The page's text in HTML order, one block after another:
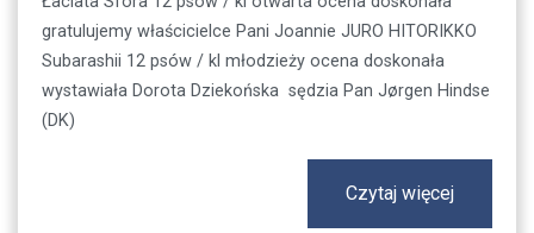
gratulujemy właścicielce Pani Joannie JURO HITORIKKO
Subarashii 12 psów / kl młodzieży ocena doskonała
wystawiała Dorota Dziekońska sędzia Pan Jørgen Hindse
(DK)
Czytaj więcej